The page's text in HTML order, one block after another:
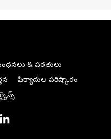
& షరతులు
ఫిర్యాదుల పరిష్కారం